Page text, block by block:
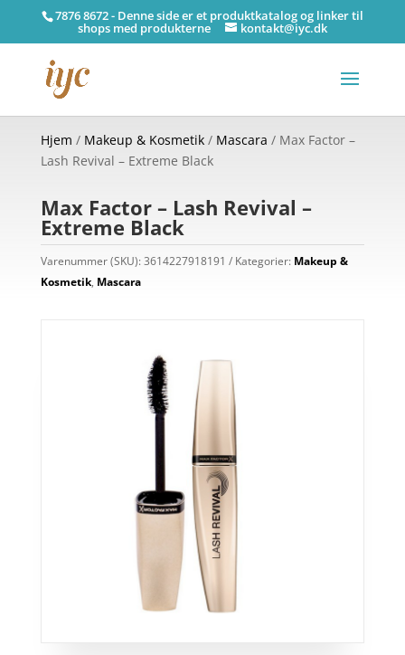
7876 8672 - Denne side er et produktkatalog og linker til
shops med produkterne kontakt@iyc.dk
Hjem / Makeup & Kosmetik/ Mascara / Max Factor –
Lash Revival – Extreme Black
Max Factor – Lash Revival –
Extreme Black
Varenummer (SKU):3614227918191 Kategorier: Makeup &
Kosmetik, Mascara